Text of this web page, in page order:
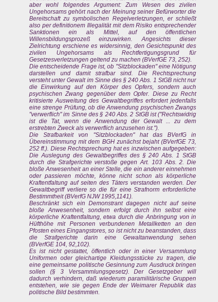
aber wohl folgendes Argument: Zum Wesen des zivilen
Ungehorsams gehört nach der Meinung seiner Befürworter die
Bereitschaft zu symbolischen Regelverletzungen, er schließt
also per definitionem Illegalität mit dem Risiko entsprechender
Sanktionen ein als Mittel, auf den öffentlichen
Willensbildungsprozeß einzuwirken. Angesichts dieser
Zielrichtung erschiene es widersinnig, den Gesichtspunkt des
zivilen Ungehorsams als Rechtfertigungsgrund für
Gesetzesverletzungen geltend zu machen (BVerfGE 73, 252).
Die entscheidende Frage ist, ob "Sitzblockaden" eine Nötigung
darstellen und damit strafbar sind. Die Rechtsprechung
versteht unter Gewalt im Sinne des § 240 Abs. 1 StGB nicht nur
die Einwirkung auf den Körper des Opfers, sondern auch
psychischen Zwang gegenüber dem Opfer. Diese zu Recht
kritisierte Ausweitung des Gewaltbegriffes erfordert jedenfalls
eine strenge Prüfung, ob die Anwendung psychischen Zwangs
"verwerflich" im Sinne des § 240 Abs. 2 StGB ist ("Rechtswidrig
ist die Tat, wenn die Anwendung der Gewalt ... zu dem
erstrebten Zweck als verwerflich anzusehen ist.").
Die Strafbarkeit von "Sitzblockaden" hat das BVerfG in
Übereinstimmung mit dem BGH zunächst bejaht (BVerfGE 73,
252 ff.). Diese Rechtsprechung hat es inzwischen aufgegeben:
Die Auslegung des Gewaltbegriffes des § 240 Abs. 1 StGB
durch die Strafgerichte verstoße gegen Art. 103 Abs. 2. Die
bloße Anwesenheit an einer Stelle, die ein anderer einnehmen
oder passieren möchte, könne nicht schon als körperliche
Kraftentfaltung auf seiten des Täters verstanden werden. Der
Gewaltbegriff verliere so die für eine Strafnorm erforderliche
Bestimmtheit (BVerfG NJW 1995,1141).
Beschränkt sich ein Demonstrant dagegen nicht auf seine
bloße Anwesenheit, sondern erfolgt durch ihn selbst eine
körperliche Kraftentfaltung, etwa durch die Anbringung von in
Hüfthöhe mit Personen verbundenen Metallketten an den
Pfosten eines Eingangstores, so ist nicht zu beanstanden, dass
die Strafgerichte darin eine Gewaltanwendung sehen
(BVerfGE 104, 92,102).
Es ist nicht gestattet, öffentlich oder in einer Versammlung
Uniformen oder gleichartige Kleidungsstücke zu tragen, die
eine gemeinsame politische Gesinnung zum Ausdruck bringen
sollen (§ 3 Versammlungsgesetz). Der Gesetzgeber will
dadurch verhindern, daß wiederum paramilitärische Gruppen
entstehen, wie sie gegen Ende der Weimarer Republik das
politische Bild bestimmten.